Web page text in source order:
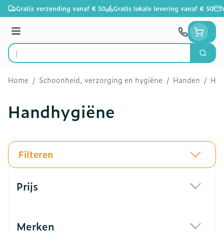
Ga naar de inhoud
Gratis verzending vanaf € 50 Gratis lokale levering vanaf € 50
Menu
Product, merk, categorie...
Zoek
Home / Schoonheid, verzorging en hygiëne / Handen /
Handhygiëne
Filteren
Prijs
Merken